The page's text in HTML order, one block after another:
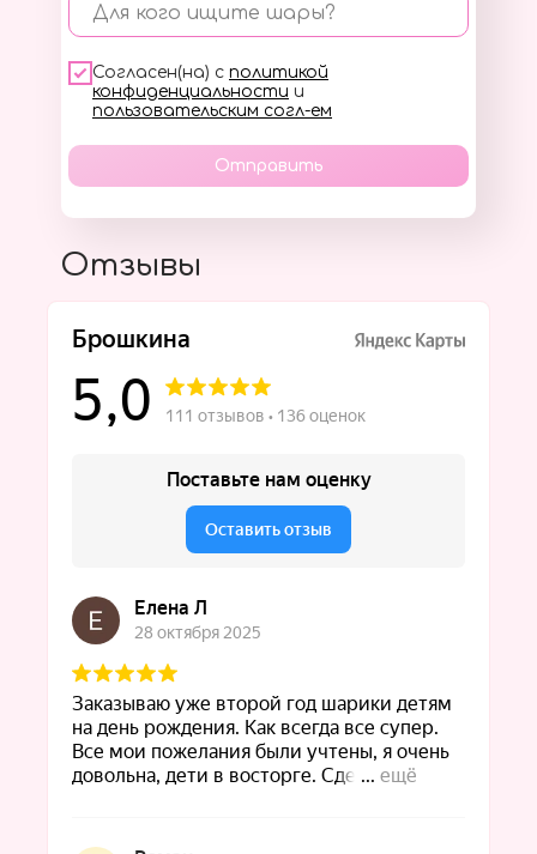
Для кого ищите шары?
Согласен(на) с политикой
конфиденциальности и
пользовательским согл-ем
Отправить
Отзывы